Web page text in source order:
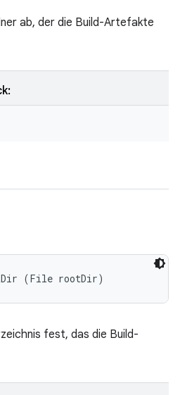
ab, der die Build-Artefakte
(File rootDir)
fest, das die Build-